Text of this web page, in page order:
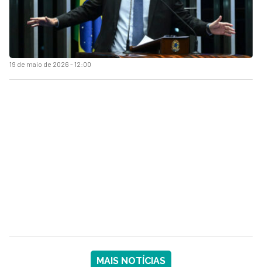
19 de maio de 2026 - 12:00
MAIS NOTÍCIAS